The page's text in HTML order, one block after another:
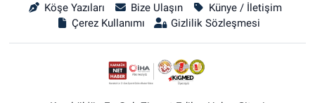
Köşe Yazıları Bize Ulaşın
Künye / İletişim
Çerez Kullanımı
Gizlilik Sözleşmesi